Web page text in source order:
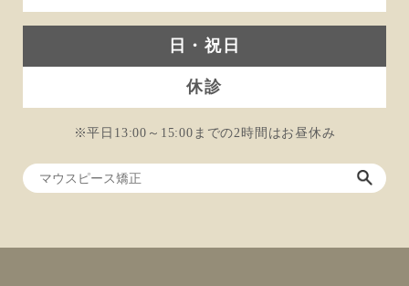
日・祝日
休診
※平日13:00～15:00までの2時間はお昼休み